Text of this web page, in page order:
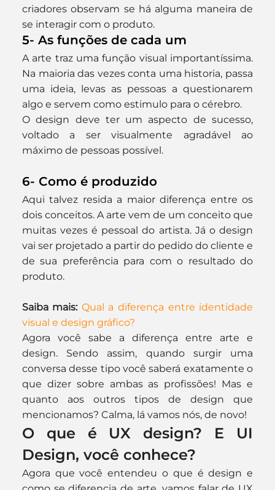
criadores observam se há alguma maneira de
se interagir com o produto.
5- As funções de cada um
A arte traz uma função visual importantíssima.
Na maioria das vezes conta uma historia, passa
uma ideia, levas as pessoas a questionarem
algo e servem como estimulo para o cérebro.
O design deve ter um aspecto de sucesso,
voltado a ser visualmente agradável ao
máximo de pessoas possível.
6- Como é produzido
Aqui talvez resida a maior diferença entre os
dois conceitos. A arte vem de um conceito que
muitas vezes é pessoal do artista. Já o design
vai ser projetado a partir do pedido do cliente e
de sua preferência para com o resultado do
produto.
Saiba mais: Qual a diferença entre identidade
visual e design gráfico?
Agora você sabe a diferença entre arte e
design. Sendo assim, quando surgir uma
conversa desse tipo você saberá exatamente o
que dizer sobre ambas as profissões! Mas e
quanto aos outros tipos de design que
mencionamos? Calma, lá vamos nós, de novo!
O que é UX design? E UI
Design, você conhece?
Agora que você entendeu o que é design e